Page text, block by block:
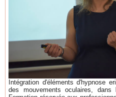
Intégration d'éléments d'hypnose
des mouvements oculaires, dans